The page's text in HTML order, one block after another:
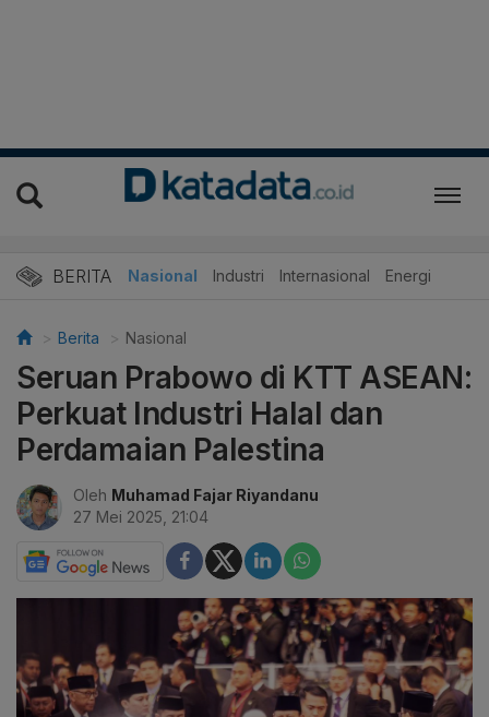
BERITA Nasional Industri Internasional Energi
Berita Nasional
Seruan Prabowo di KTT ASEAN:
Perkuat Industri Halal dan
Perdamaian Palestina
Oleh Muhamad Fajar Riyandanu
27 Mei 2025, 21:04